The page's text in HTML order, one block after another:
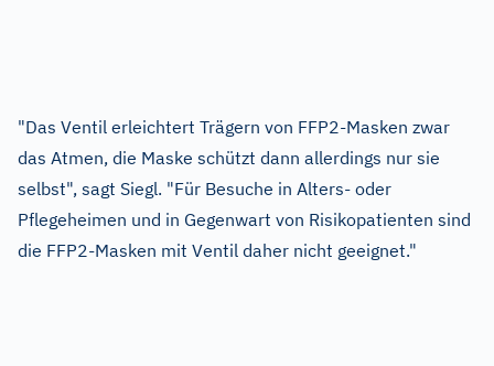
"Das Ventil erleichtert Trägern von FFP2-Masken zwar
das Atmen, die Maske schützt dann allerdings nur sie
selbst", sagt Siegl. "Für Besuche in Alters- oder
Pflegeheimen und in Gegenwart von Risikopatienten sind
die FFP2-Masken mit Ventil daher nicht geeignet."